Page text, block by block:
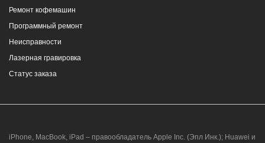
Ремонт кофемашин
Программный ремонт
Неисправности
Лазерная гравировка
Статус заказа
iPhone, MacBook, iPad – правообладатель Apple Inc. (Эпл Инк.); Huawei и